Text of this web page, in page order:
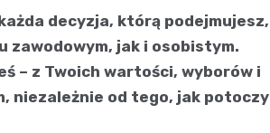
decyzja, którą podejmujesz,
zawodowym, jak i osobistym.
– z Twoich wartości, wyborów i
niezależnie od tego, jak potoczy